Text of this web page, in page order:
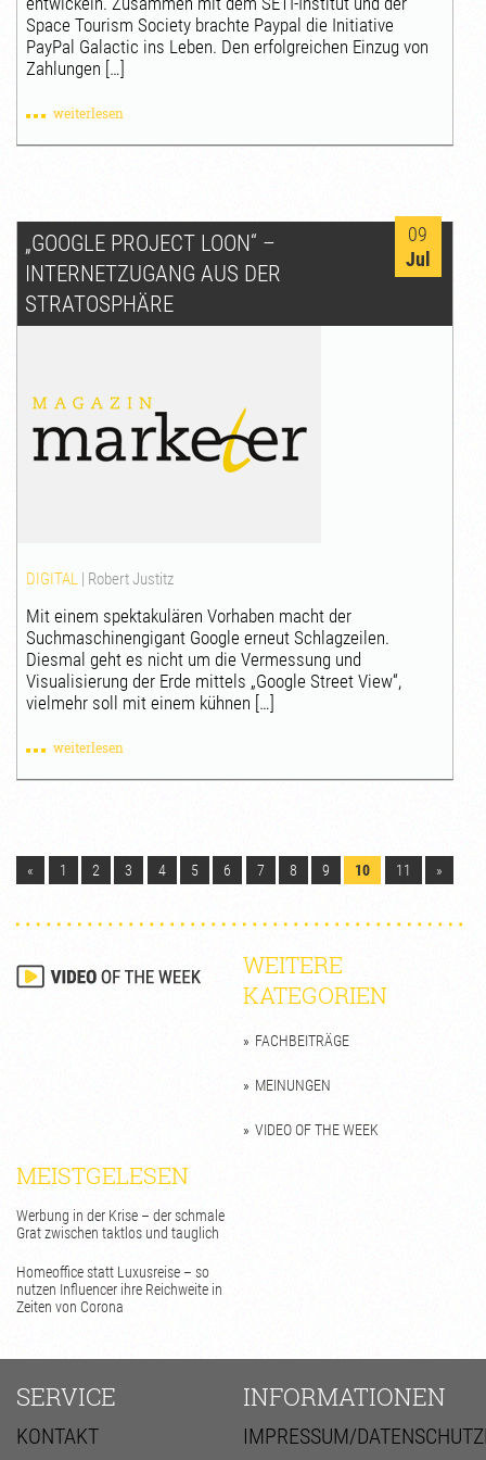
Space Tourism Society brachte Paypal die Initiative
PayPal Galactic ins Leben. Den erfolgreichen Einzug von
Zahlungen […]
weiterlesen
„GOOGLE PROJECT LOON“ –
INTERNETZUGANG AUS DER
STRATOSPHÄRE
09
Jul
DIGITAL Robert Justitz
Mit einem spektakulären Vorhaben macht der
Suchmaschinengigant Google erneut Schlagzeilen.
Diesmal geht es nicht um die Vermessung und
Visualisierung der Erde mittels „Google Street View“,
vielmehr soll mit einem kühnen […]
weiterlesen
« 1 2 3 4 5 6 7 8 9 10 11 »
WEITERE
KATEGORIEN
FACHBEITRÄGE
MEINUNGEN
VIDEO OF THE WEEK
MEISTGELESEN
Werbung in der Krise – der schmale
Grat zwischen taktlos und tauglich
Homeoffice statt Luxusreise – so
nutzen Influencer ihre Reichweite in
Zeiten von Corona
SERVICE
KONTAKT
INFORMATIONEN
IMPRESSUM/